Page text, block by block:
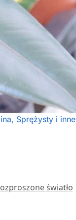
Sprężysty i inne
światło